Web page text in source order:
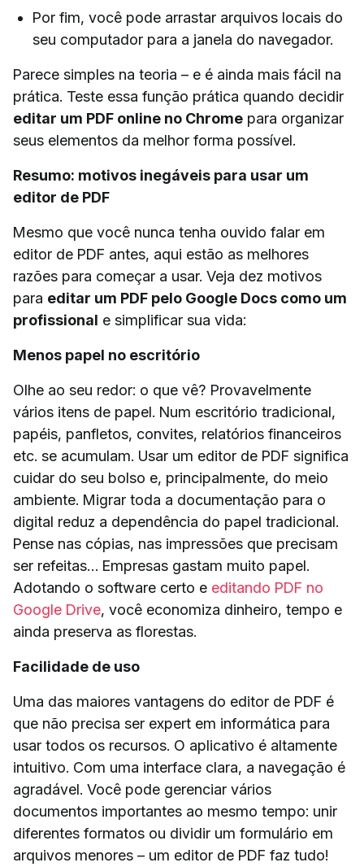
Por fim, você pode arrastar arquivos locais do
seu computador para a janela do navegador.
Parece simples na teoria – e é ainda mais fácil na
prática. Teste essa função prática quando decidir
editar um PDF online no Chrome para organizar
seus elementos da melhor forma possível.
Resumo: motivos inegáveis para usar um
editor de PDF
Mesmo que você nunca tenha ouvido falar em
editor de PDF antes, aqui estão as melhores
razões para começar a usar. Veja dez motivos
para editar um PDF pelo Google Docs como um
profissional e simplificar sua vida:
Menos papel no escritório
Olhe ao seu redor: o que vê? Provavelmente
vários itens de papel. Num escritório tradicional,
papéis, panfletos, convites, relatórios financeiros
etc. se acumulam. Usar um editor de PDF significa
cuidar do seu bolso e, principalmente, do meio
ambiente. Migrar toda a documentação para o
digital reduz a dependência do papel tradicional.
Pense nas cópias, nas impressões que precisam
ser refeitas… Empresas gastam muito papel.
Adotando o software certo e editando PDF no
Google Drive, você economiza dinheiro, tempo e
ainda preserva as florestas.
Facilidade de uso
Uma das maiores vantagens do editor de PDF é
que não precisa ser expert em informática para
usar todos os recursos. O aplicativo é altamente
intuitivo. Com uma interface clara, a navegação é
agradável. Você pode gerenciar vários
documentos importantes ao mesmo tempo: unir
diferentes formatos ou dividir um formulário em
arquivos menores – um editor de PDF faz tudo!